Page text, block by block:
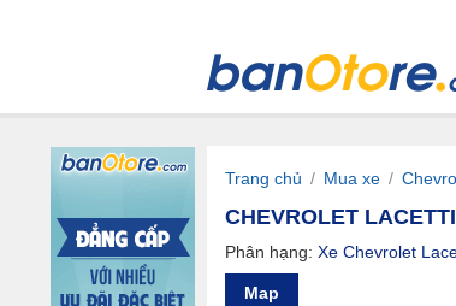
Trang chủ / Mua xe /
CHEVROLET
Phân hạng: Xe Chevrolet
Map